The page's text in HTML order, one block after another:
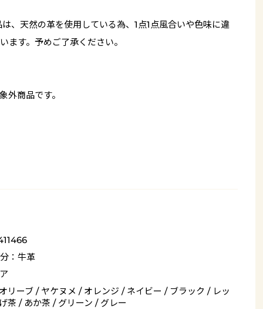
、天然の革を使用している為、1点1点風合いや色味に違
ます。予めご了承ください。
外商品です。
：牛革
リーブ / ヤケヌメ / オレンジ / ネイビー / ブラック / レッ
茶 / あか茶 / グリーン / グレー